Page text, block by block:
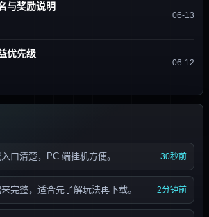
与奖励说明
06-13
优先级
06-12
口清楚，PC 端挂机方便。 30秒前
完整，适合先了解玩法再下载。 2分钟前